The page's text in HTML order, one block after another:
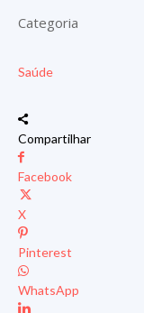
Categoria
Saúde
Compartilhar
Facebook
X
Pinterest
WhatsApp